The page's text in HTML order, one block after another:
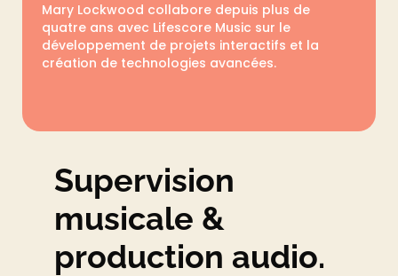
Mary Lockwood collabore depuis plus de
quatre ans avec Lifescore Music sur le
développement de projets interactifs et la
création de technologies avancées.
Supervision
musicale &
production audio.